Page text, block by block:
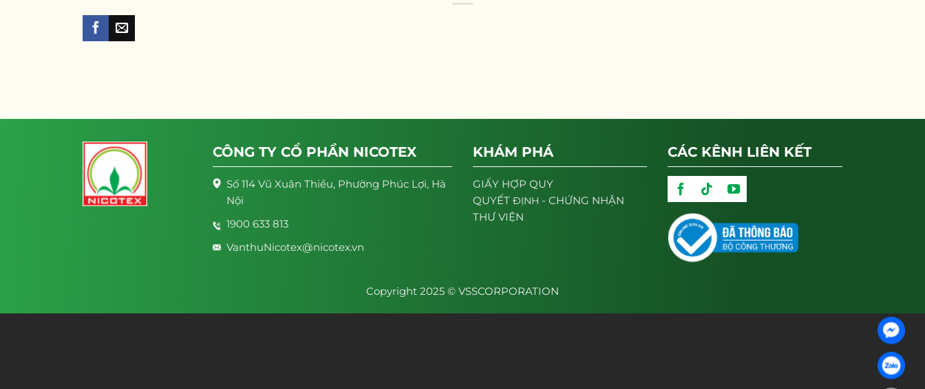
CÔNG TY CỔ PHẦN NICOTEX
Số 114 Vũ Xuân Thiều, Phường Phúc Lợi, Hà
Nội
1900 633 813
VanthuNicotex@nicotex.vn
KHÁM PHÁ
GIẤY HỢP QUY
QUYẾT ĐỊNH - CHỨNG NHẬN
THƯ VIỆN
CÁC KÊNH LIÊN KẾT
Copyright 2025 © VSSCORPORATION